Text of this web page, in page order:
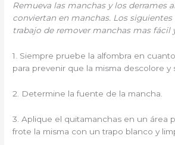
Remueva las manchas y los derrames
conviertan en manchas. Los siguientes
trabajo de remover manchas mas fácil
1. Siempre pruebe la alfombra en
para prevenir que la misma descolore y
2. Determine la fuente de la mancha.
3. Aplique el quitamanchas en un área
frote la misma con un trapo blanco y